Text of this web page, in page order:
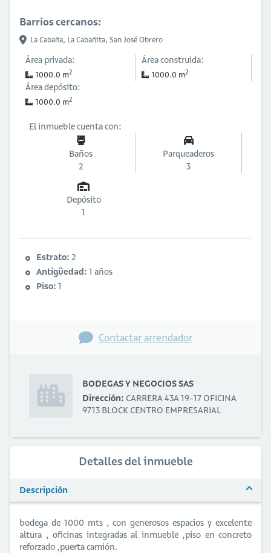
Barrios cercanos:
La Cabaña, La Cabañita, San José Obrero
Área privada:
1000.0 m2
Área construida:
1000.0 m2
Área depósito:
1000.0 m2
El inmueble cuenta con:
Baños
2
Parqueaderos
3
Depósito
1
Estrato: 2
Antigüedad: 1 años
Piso: 1
Contactar arrendador
BODEGAS Y NEGOCIOS SAS
Dirección: CARRERA 43A 19-17 OFICINA
9713 BLOCK CENTRO EMPRESARIAL
Detalles del inmueble
Descripción
bodega de 1000 mts , con generosos espacios y excelente
altura , oficinas integradas al inmueble ,piso en concreto
reforzado ,puerta camión.